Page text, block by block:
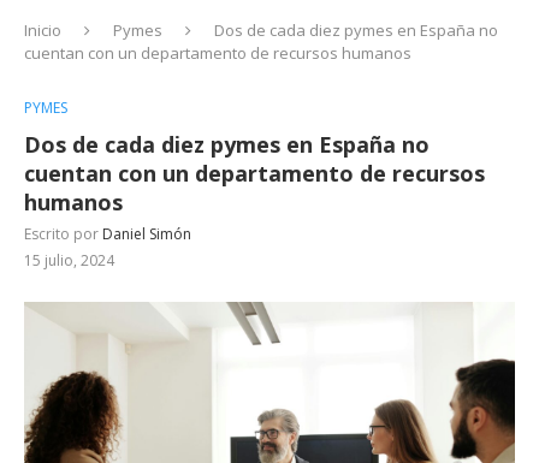
Inicio Pymes
Dos de cada diez pymes en España no
cuentan con un departamento de recursos humanos
PYMES
Dos de cada diez pymes en España no
cuentan con un departamento de recursos
humanos
Escrito por Daniel Simón
15 julio, 2024